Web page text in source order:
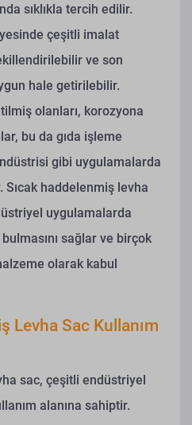
sıklıkla tercih edilir.
çeşitli imalat
ve son
hale getirilebilir.
olanları, korozyona
bu da gıda işleme
gibi uygulamalarda
haddelenmiş levha
uygulamalarda
sağlar ve birçok
olarak kabul
Levha Sac Kullanım
sac, çeşitli endüstriyel
alanına sahiptir.